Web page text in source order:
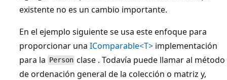
existente no es un cambio importante.
En el ejemplo siguiente se usa este enfoque para
proporcionar una IComparable<T> implementación
para la Person clase . Todavía puede llamar al método
de ordenación general de la colección o matriz y,